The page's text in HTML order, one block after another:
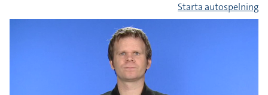
Starta autospelning